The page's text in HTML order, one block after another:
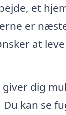
et
er
at
giver dig
kan se